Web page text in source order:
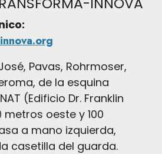
Pavas, Rohrmoser,
de la esquina
(Edificio Dr. Franklin
oeste y 100
a mano izquierda,
casetilla del guarda.